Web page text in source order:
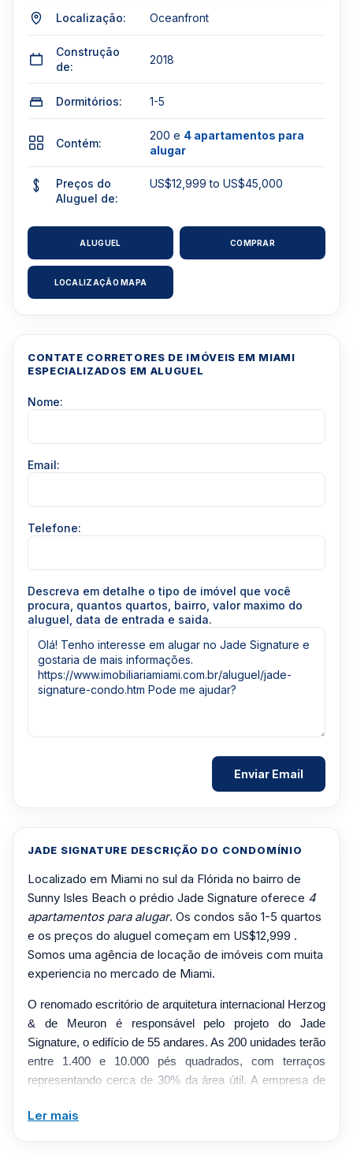
Localização: Oceanfront
Construção
de:
2018
Dormitórios: 1-5
Contém:
200 e 4 apartamentos para
alugar
Preços do
Aluguel de:
US$12,999 to US$45,000
ALUGUEL COMPRAR
LOCALIZAÇÃO MAPA
JADE SIGNATURE DESCRIÇÃO DO CONDOMÍNIO
Localizado em Miami no sul da Flórida no bairro de
Sunny Isles Beach o prédio Jade Signature oferece 4
apartamentos para alugar. Os condos são 1-5 quartos
e os preços do aluguel começam em US$12,999 .
Somos uma agência de locação de imóveis com muita
experiencia no mercado de Miami.
O renomado escritório de arquitetura internacional Herzog
& de Meuron é responsável pelo projeto do Jade
Signature, o edifício de 55 andares. As 200 unidades terão
entre 1.400 e 10.000 pés quadrados, com terraços
representando cerca de 30% da área útil. A empresa de
Rochon, é responsável pelo lobby, áreas comuns e
Ler mais
CONTATE CORRETORES DE IMÓVEIS EM MIAMI
ESPECIALIZADOS EM ALUGUEL
Nome:
Email:
Telefone:
Descreva em detalhe o tipo de imóvel que você
procura, quantos quartos, bairro, valor maximo do
aluguel, data de entrada e saida.